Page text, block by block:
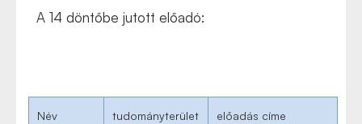
A 14 döntőbe jutott előadó:
Név tudományterület előadás címe